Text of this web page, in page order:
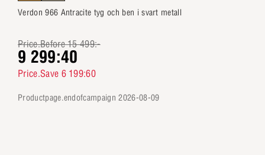
Verdon 966 Antracite tyg och ben i svart metall
Price.Before 15 499:-
9 299:40
Price.Save 6 199:60
productpage.endofcampaign 2026-08-09